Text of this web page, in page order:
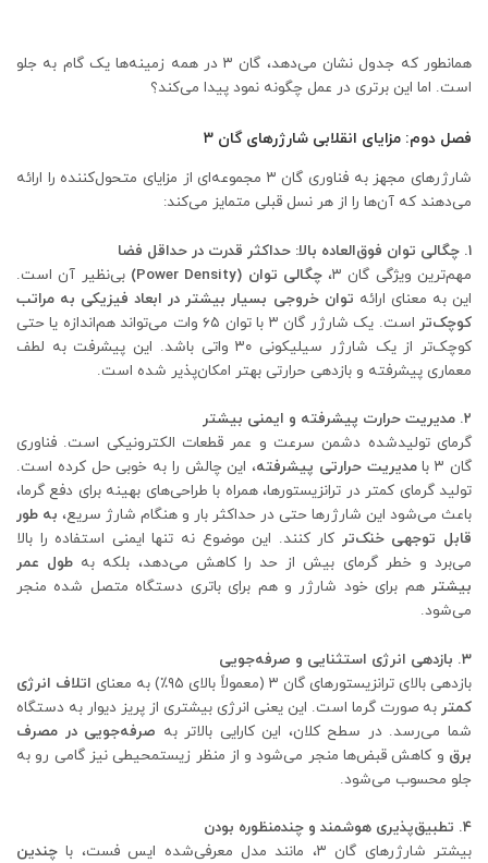
همانطور که جدول نشان می‌دهد، گان ۳ در همه زمینه‌ها یک گام به جلو
است. اما این برتری در عمل چگونه نمود پیدا می‌کند؟
فصل دوم: مزایای انقلابی شارژرهای گان ۳
شارژرهای مجهز به فناوری گان ۳ مجموعه‌ای از مزایای متحول‌کننده را ارائه
می‌دهند که آن‌ها را از هر نسل قبلی متمایز می‌کند:
۱. چگالی توان فوق‌العاده بالا: حداکثر قدرت در حداقل فضا
مهم‌ترین ویژگی گان ۳،
چگالی توان (Power Density)
بی‌نظیر آن است.
این به معنای ارائه توان خروجی بسیار بیشتر در ابعاد فیزیکی به مراتب
کوچک‌تر
است. یک شارژر گان ۳ با توان ۶۵ وات می‌تواند هم‌اندازه یا حتی
کوچک‌تر از یک شارژر سیلیکونی ۳۰ واتی باشد. این پیشرفت به لطف
معماری پیشرفته و بازدهی حرارتی بهتر امکان‌پذیر شده است.
۲. مدیریت حرارت پیشرفته و ایمنی بیشتر
گرمای تولیدشده دشمن سرعت و عمر قطعات الکترونیکی است. فناوری
گان ۳ با
مدیریت حرارتی پیشرفته، این چالش را به خوبی حل کرده است.
تولید گرمای کمتر در ترانزیستورها، همراه با طراحی‌های بهینه برای دفع گرما،
باعث می‌شود این شارژرها حتی در حداکثر بار و هنگام شارژ سریع، به طور
قابل توجهی خنک‌تر کار کنند. این موضوع نه تنها ایمنی استفاده را بالا
می‌برد و خطر گرمای بیش از حد را کاهش می‌دهد، بلکه به طول عمر
بیشتر هم برای خود شارژر و هم برای باتری دستگاه متصل شده منجر
می‌شود.
۳. بازدهی انرژی استثنایی و صرفه‌جویی
بازدهی بالای ترانزیستورهای گان ۳ (معمولاً بالای ۹۵٪) به معنای
اتلاف انرژی
کمتر به صورت گرما است. این یعنی انرژی بیشتری از پریز دیوار به دستگاه
شما می‌رسد. در سطح کلان، این کارایی بالاتر به صرفه‌جویی در مصرف
برق و کاهش قبض‌ها منجر می‌شود و از منظر زیستمحیطی نیز گامی رو به
جلو محسوب می‌شود.
۴. تطبیق‌پذیری هوشمند و چندمنظوره بودن
بیشتر شارژرهای گان ۳، مانند مدل معرفی‌شده ایس فست، با
چندین